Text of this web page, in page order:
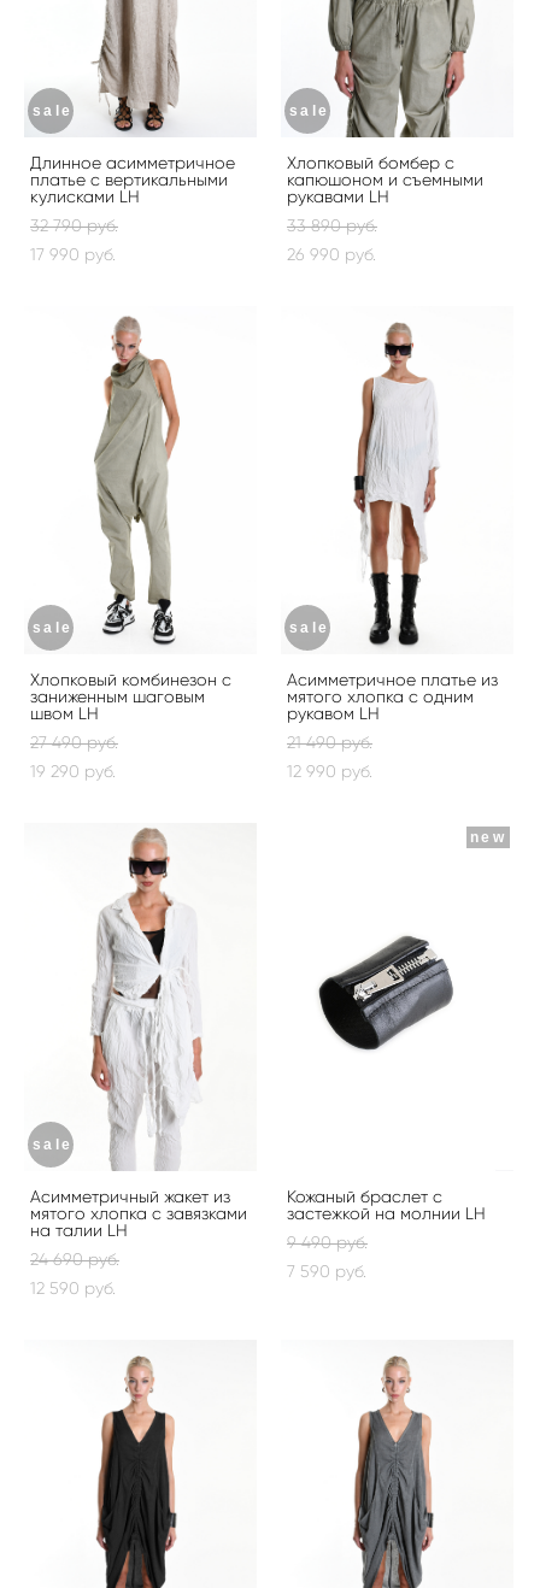
sale
Длинное асимметричное
платье с вертикальными
кулисками LH
32 790 pуб.
17 990 pуб.
sale
Хлопковый бомбер с
капюшоном и съемными
рукавами LH
33 890 pуб.
26 990 pуб.
sale
Хлопковый комбинезон с
заниженным шаговым
швом LH
27 490 pуб.
19 290 pуб.
sale
Асимметричное платье из
мятого хлопка с одним
рукавом LH
21 490 pуб.
12 990 pуб.
sale
Асимметричный жакет из
мятого хлопка с завязками
на талии LH
24 690 pуб.
12 590 pуб.
new
Кожаный браслет с
застежкой на молнии LH
9 490 pуб.
7 590 pуб.